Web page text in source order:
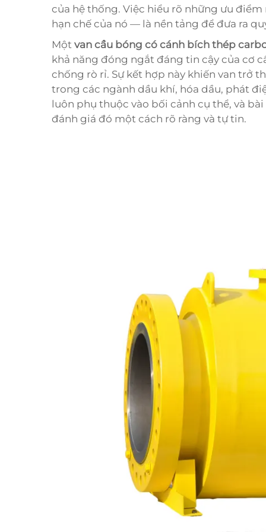
của hệ thống. Việc hiểu rõ những ưu
hạn chế của nó — là nền tảng để đưa ra
Một van cầu bóng có cánh bích thép
khả năng đóng ngắt đáng tin cậy của cơ
chống rò rỉ. Sự kết hợp này khiến van trở
trong các ngành dầu khí, hóa dầu, phát
luôn phụ thuộc vào bối cảnh cụ thể, và
đánh giá đó một cách rõ ràng và tự tin.